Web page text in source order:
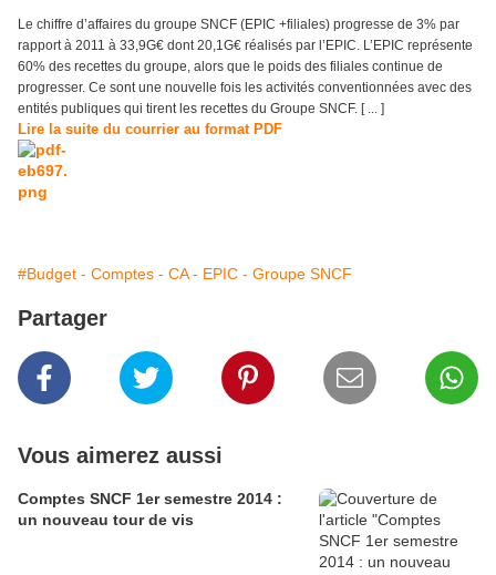
Le chiffre d’affaires du groupe SNCF (EPIC +filiales) progresse de 3% par
rapport à 2011 à 33,9G€ dont 20,1G€ réalisés par l’EPIC. L’EPIC représente
60% des recettes du groupe, alors que le poids des filiales continue de
progresser. Ce sont une nouvelle fois les activités conventionnées avec des
entités publiques qui tirent les recettes du Groupe SNCF. [ ... ]
Lire la suite du courrier au format PDF
#Budget - Comptes - CA - EPIC - Groupe SNCF
Partager
Vous aimerez aussi
Comptes SNCF 1er semestre 2014 :
un nouveau tour de vis